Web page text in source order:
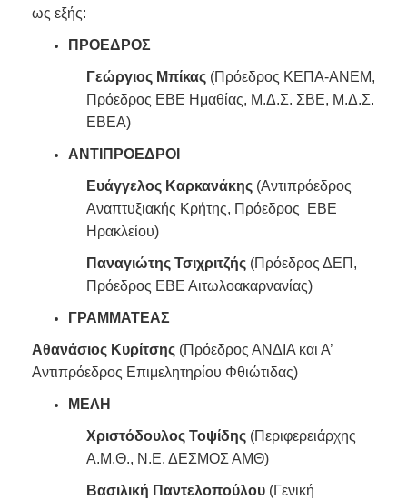
ως εξής:
ΠΡΟΕΔΡΟΣ
Γεώργιος Μπίκας (Πρόεδρος ΚΕΠΑ-ΑΝΕΜ,
Πρόεδρος ΕΒΕ Ημαθίας, Μ.Δ.Σ. ΣΒΕ, Μ.Δ.Σ.
ΕΒΕΑ)
ΑΝΤΙΠΡΟΕΔΡΟΙ
Ευάγγελος Καρκανάκης (Αντιπρόεδρος
Αναπτυξιακής Κρήτης, Πρόεδρος ΕΒΕ
Ηρακλείου)
Παναγιώτης Τσιχριτζής (Πρόεδρος ΔΕΠ,
Πρόεδρος ΕΒΕ Αιτωλοακαρνανίας)
ΓΡΑΜΜΑΤΕΑΣ
Αθανάσιος Κυρίτσης (Πρόεδρος ΑΝΔΙΑ και Α’
Αντιπρόεδρος Επιμελητηρίου Φθιώτιδας)
ΜΕΛΗ
Χριστόδουλος Τοψίδης (Περιφερειάρχης
Α.Μ.Θ., Ν.Ε. ΔΕΣΜΟΣ ΑΜΘ)
Βασιλική Παντελοπούλου (Γενική